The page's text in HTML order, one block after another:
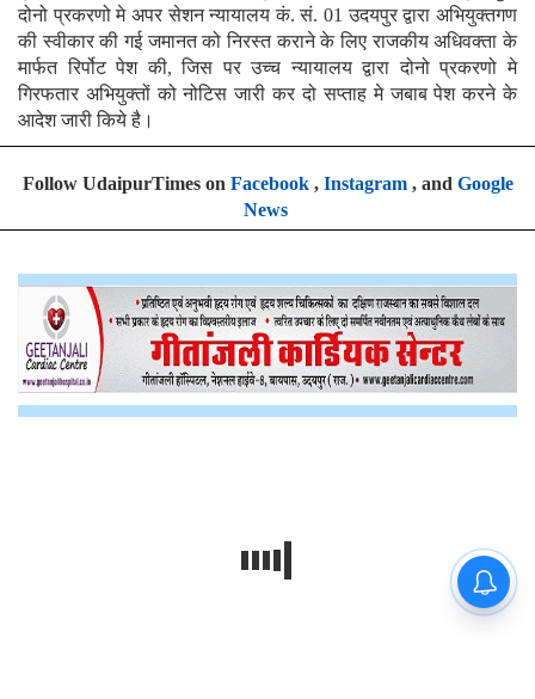
दोनो प्रकरणो मे अपर सेशन न्यायालय कं. सं. 01 उदयपुर द्वारा अभियुक्तगण
की स्वीकार की गई जमानत को निरस्त कराने के लिए राजकीय अधिवक्ता के
मार्फत रिर्पोट पेश की, जिस पर उच्च न्यायालय द्वारा दोनो प्रकरणो मे
गिरफतार अभियुक्तों को नोटिस जारी कर दो सप्ताह मे जबाब पेश करने के
आदेश जारी किये है।
Follow UdaipurTimes on Facebook, Instagram, and Google
News